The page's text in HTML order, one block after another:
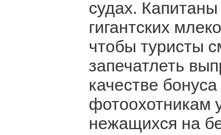
судах.
гигантских
чтобы туристы
запечатлеть
качестве
фотоохотникам
нежащихся на